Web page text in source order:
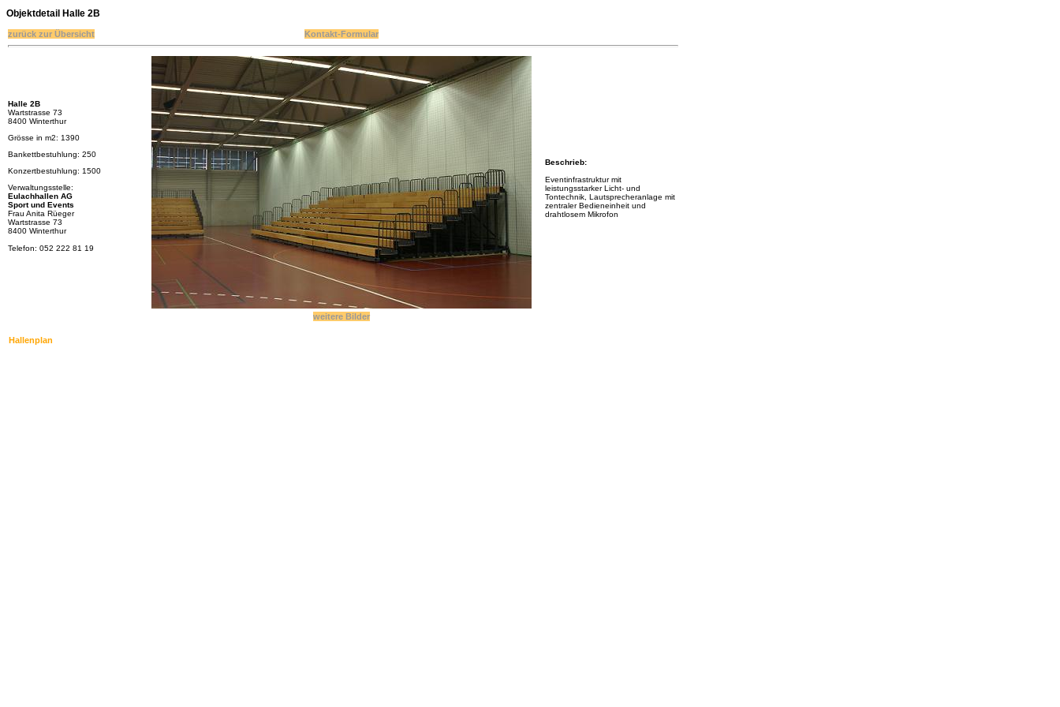
Objektdetail Halle 2B
zurück zur Übersicht Kontakt-Formular
Halle 2B
Wartstrasse 73
8400 Winterthur
Grösse in m2: 1390
Bankettbestuhlung: 250
Konzertbestuhlung: 1500
Verwaltungsstelle:
Eulachhallen AG
Sport und Events
Frau Anita Rüeger
Wartstrasse 73
8400 Winterthur
Telefon: 052 222 81 19
weitere Bilder
Beschrieb:
Eventinfrastruktur mit
leistungsstarker Licht- und
Tontechnik, Lautsprecheranlage mit
zentraler Bedieneinheit und
drahtlosem Mikrofon
Hallenplan